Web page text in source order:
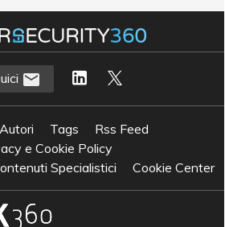
Autori Tags
Rss Feed
e Cookie Policy
Specialistici
Cookie Center